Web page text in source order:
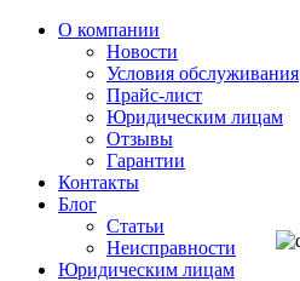
О компании
Новости
Условия обслуживания
Прайс-лист
Юридическим лицам
Отзывы
Гарантии
Контакты
Блог
Статьи
Неисправности
Юридическим лицам